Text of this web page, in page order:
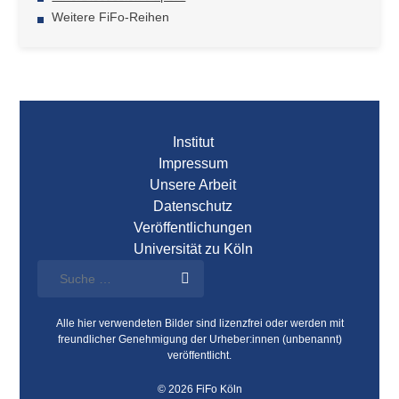
Weitere FiFo-Reihen
Institut
Impressum
Unsere Arbeit
Datenschutz
Veröffentlichungen
Universität zu Köln
Alle hier verwendeten Bilder sind lizenzfrei oder werden mit
freundlicher Genehmigung der Urheber:innen (unbenannt)
veröffentlicht.
© 2026 FiFo Köln